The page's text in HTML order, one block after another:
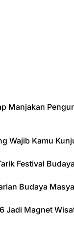
Manjakan
Wajib Kamu
Festival
Budaya
Jadi Magnet